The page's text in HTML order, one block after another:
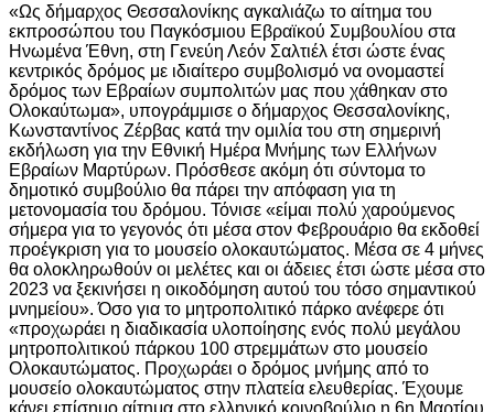
«Ως δήμαρχος Θεσσαλονίκης αγκαλιάζω το αίτημα του
εκπροσώπου του Παγκόσμιου Εβραϊκού Συμβουλίου στα
Ηνωμένα Έθνη, στη Γενεύη Λεόν Σαλτιέλ έτσι ώστε ένας
κεντρικός δρόμος με ιδιαίτερο συμβολισμό να ονομαστεί
δρόμος των Εβραίων συμπολιτών μας που χάθηκαν στο
Ολοκαύτωμα», υπογράμμισε ο δήμαρχος Θεσσαλονίκης,
Κωνσταντίνος Ζέρβας κατά την ομιλία του στη σημερινή
εκδήλωση για την Εθνική Ημέρα Μνήμης των Ελλήνων
Εβραίων Μαρτύρων. Πρόσθεσε ακόμη ότι σύντομα το
δημοτικό συμβούλιο θα πάρει την απόφαση για τη
μετονομασία του δρόμου. Τόνισε «είμαι πολύ χαρούμενος
σήμερα για το γεγονός ότι μέσα στον Φεβρουάριο θα εκδοθεί
προέγκριση για το μουσείο ολοκαυτώματος. Μέσα σε 4 μήνες
θα ολοκληρωθούν οι μελέτες και οι άδειες έτσι ώστε μέσα στο
2023 να ξεκινήσει η οικοδόμηση αυτού του τόσο σημαντικού
μνημείου». Όσο για το μητροπολιτικό πάρκο ανέφερε ότι
«προχωράει η διαδικασία υλοποίησης ενός πολύ μεγάλου
μητροπολιτικού πάρκου 100 στρεμμάτων στο μουσείο
Ολοκαυτώματος. Προχωράει ο δρόμος μνήμης από το
μουσείο ολοκαυτώματος στην πλατεία ελευθερίας. Έχουμε
κάνει επίσημο αίτημα στο ελληνικό κοινοβούλιο η 6η Μαρτίου